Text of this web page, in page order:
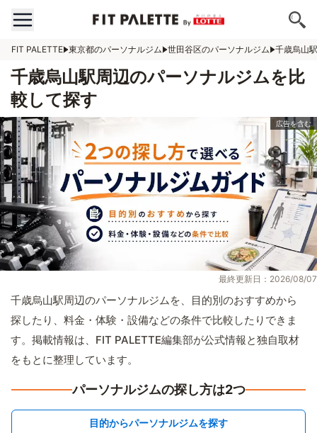
FIT PALETTE 東京都のパーソナルジム 世田谷区のパーソナルジム 千歳烏山
千歳烏山駅周辺のパーソナルジムを比
較して探す
最終更新日：2026/08/07
千歳烏山駅周辺のパーソナルジムを、目的別のおすすめから
探したり、料金・体験・設備などの条件で比較したりできま
す。掲載情報は、FIT PALETTE編集部が公式情報と独自取材
をもとに整理しています。
パーソナルジムの探し方は2つ
目的からパーソナルジムを探す